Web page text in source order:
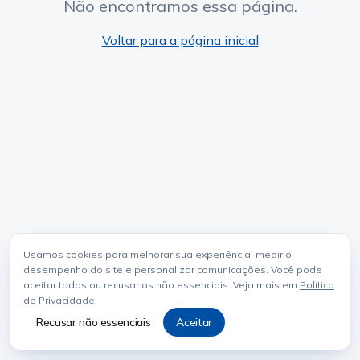
Usamos cookies para melhorar sua experiência, medir o
desempenho do site e personalizar comunicações. Você pode
aceitar todos ou recusar os não essenciais. Veja mais em Política
de Privacidade.
Recusar não essenciais Aceitar
Não encontramos essa página.
Voltar para a página inicial